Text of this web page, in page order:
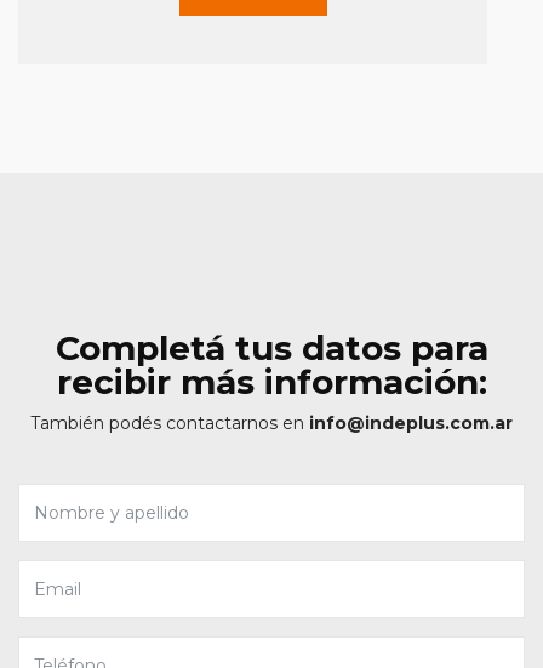
Completá tus datos para
recibir más información:
También podés contactarnos en info@indeplus.com.ar